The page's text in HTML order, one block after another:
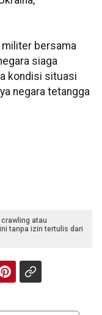
militer bersama
siaga
kondisi situasi
negara tetangga
atau
tanpa izin tertulis dari